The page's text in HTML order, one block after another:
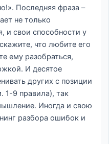
Последняя фраза –
не только
и свои способности у
что любите его
ему разобраться,
И десятое
других с позиции
1-9 правила), так
Иногда и свою
разбора ошибок и